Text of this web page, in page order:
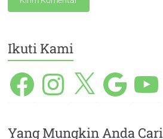
Ikuti Kami
Yang Mungkin Anda Cari